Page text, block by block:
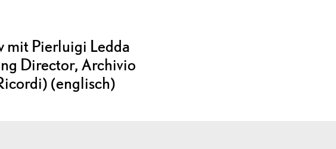
mit Pierluigi Ledda
Director, Archivio
(englisch)